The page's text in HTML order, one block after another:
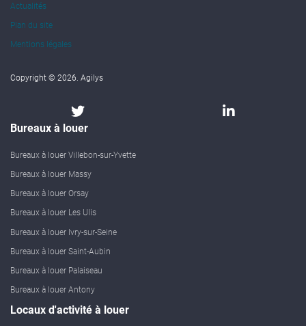
Actualités
Plan du site
Mentions légales
Copyright © 2026. Agilys
Bureaux à louer
Bureaux à louer Villebon-sur-Yvette
Bureaux à louer Massy
Bureaux à louer Orsay
Bureaux à louer Les Ulis
Bureaux à louer Ivry-sur-Seine
Bureaux à louer Saint-Aubin
Bureaux à louer Palaiseau
Bureaux à louer Antony
Locaux d'activité à louer